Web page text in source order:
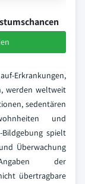
Erkrankungen,
werden weltweit
sedentären
und
spielt
Überwachung
der
übertragbare